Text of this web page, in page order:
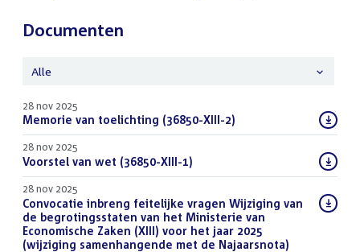
Documenten
Alle
28 nov 2025
Download
bestand:
Memorie van toelichting (36850-XIII-2)
28 nov 2025
Download
bestand:
Voorstel van wet (36850-XIII-1)
28 nov 2025
Download
bestand:
Convocatie inbreng feitelijke vragen Wijziging van
de begrotingsstaten van het Ministerie van
Economische Zaken (XIII) voor het jaar 2025
(wijziging samenhangende met de Najaarsnota)